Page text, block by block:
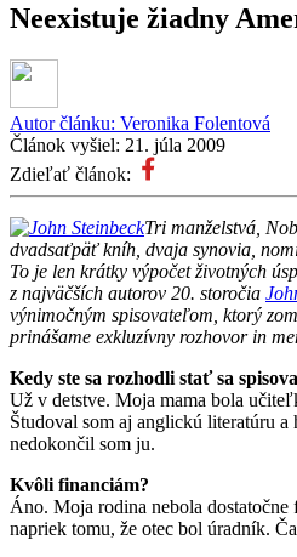
Neexistuje žiadny
Autor článku: Veronika Folentová
Článok vyšiel: 21. júla 2009
Zdieľať článok:
Tri manželstvá,
dvadsaťpäť kníh, dvaja synovia,
To je len krátky výpočet životných
z najväčších autorov 20. storočia
výnimočným spisovateľom, ktorý
prinášame exkluzívny rozhovor in
Kedy ste sa rozhodli stať sa
Už v detstve. Moja mama bola
Študoval som aj anglickú literatúru
nedokončil som ju.
Kvôli financiám?
Áno. Moja rodina nebola dostatočne
napriek tomu, že otec bol úradník.